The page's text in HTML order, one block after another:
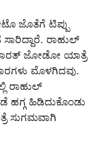
ಜೊತೆಗೆ ಟಿಪ್ಪು
ಸಾರಿದ್ದಾರೆ. ರಾಹುಲ್
ಭಾರತ್ ಜೋಡೋ ಯಾತ್ರೆ
ಮೊಳಗಿದವು.
ರಾಹುಲ್
ಹಗ್ಗ ಹಿಡಿದುಕೊಂಡು
ಸುಗಮವಾಗಿ